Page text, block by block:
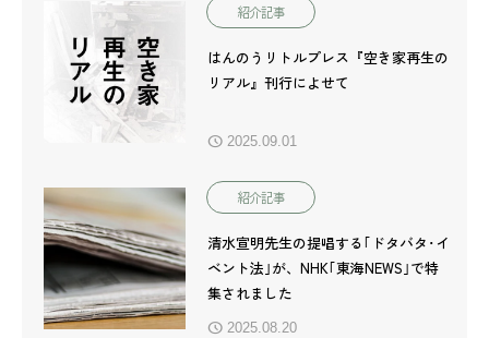
紹介記事
はんのうリトルプレス『空き家再生の
リアル』刊行によせて
2025.09.01
紹介記事
清水宣明先生の提唱する｢ドタバタ･イ
ベント法｣が、NHK｢東海NEWS｣で特
集されました
2025.08.20